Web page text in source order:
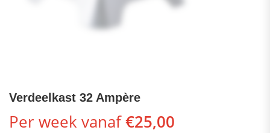
Verdeelkast 32 Ampère
Per week vanaf€25,00